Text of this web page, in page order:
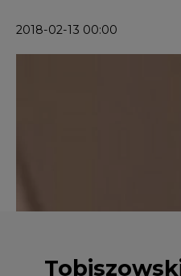
2018-02-13 00:00